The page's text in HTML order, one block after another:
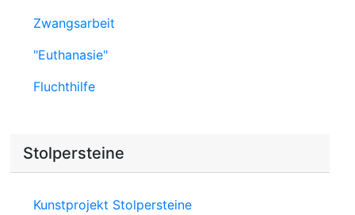
Zwangsarbeit
"Euthanasie"
Fluchthilfe
Stolpersteine
Kunstprojekt Stolpersteine